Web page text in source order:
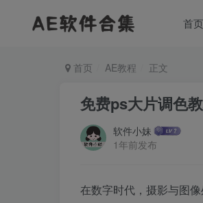
首页
首页 AE教程 正文
免费ps大片调色
软件小妹
1年前发布
在数字时代，摄影与图